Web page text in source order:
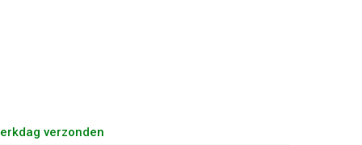
verzonden